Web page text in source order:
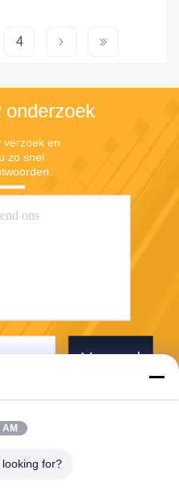
4
onderzoek
verzoek en
zo snel
Verzend
for?